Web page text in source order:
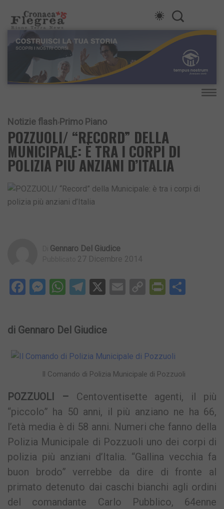
Notizie flash Primo Piano
POZZUOLI/ “RECORD” DELLA
MUNICIPALE: È TRA I CORPI DI
POLIZIA PIÙ ANZIANI D’ITALIA
Gennaro Del Giudice
27 Dicembre 2014
Facebook
Messenger
WhatsApp
Telegram
X EmailCopy
di Gennaro Del Giudice
Il Comando di Polizia Municipale di Pozzuoli
POZZUOLI – Centoventisette agenti, il più
“piccolo” ha 50 anni, il più anziano ne ha 66,
l’età media è di 58 anni. Numeri che fanno della
Polizia Municipale di Pozzuoli uno dei corpi di
polizia più anziani d’Italia. “Gallina vecchia fa
buon brodo” verrebbe da dire di fronte al
primato detenuto dai caschi bianchi agli ordini
del comandante Carlo Pubblico, 64enne